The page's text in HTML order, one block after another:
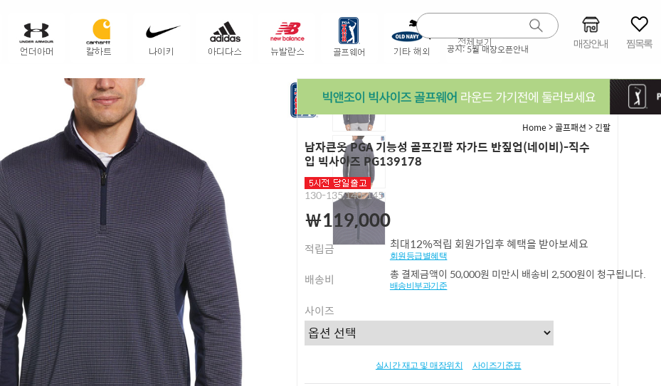
공지:5월 매장오픈안내 매장안내 찜목록
Home>골프패션 > 긴팔
남자큰옷 PGA 기능성 골프긴팔 자가드 반짚업(네이비)-직수
입 빅사이즈 PG139178
130-135,140-145
￦119,000
적립금 최대12%적립 회원가입후 혜택을 받아보세요
회원등급별혜택
배송비 총 결제금액이 50,000원 미만시 배송비 2,500원이 청구됩니다.
배송비부과기준
사이즈
실시간 재고 및 매장위치 사이즈기준표